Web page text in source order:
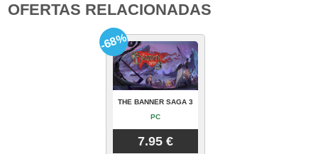
OFERTAS RELACIONADAS
THE BANNER SAGA 3
PC
7.95 €
-68%